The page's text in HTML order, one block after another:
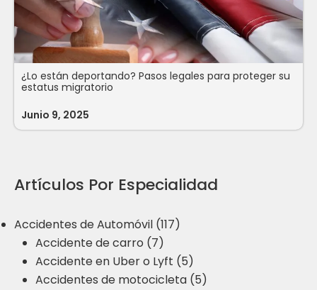
¿Lo están deportando? Pasos legales para proteger su
estatus migratorio
Junio 9, 2025
Artículos Por Especialidad
Accidentes de Automóvil (117)
Accidente de carro (7)
Accidente en Uber o Lyft (5)
Accidentes de motocicleta (5)